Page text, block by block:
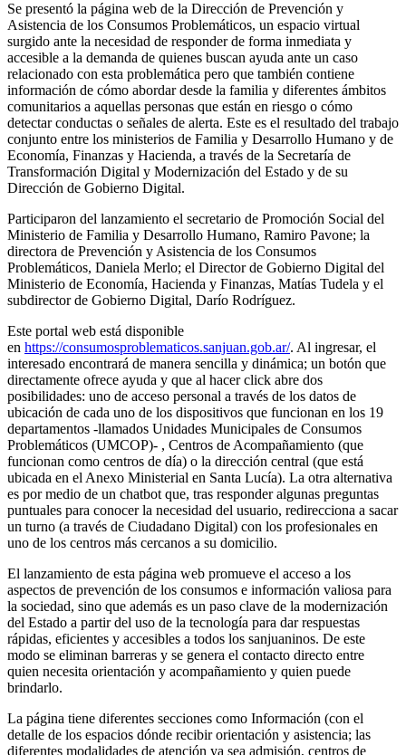
Se presentó la página web de la Dirección de Prevención y
Asistencia de los Consumos Problemáticos, un espacio virtual
surgido ante la necesidad de responder de forma inmediata y
accesible a la demanda de quienes buscan ayuda ante un caso
relacionado con esta problemática pero que también contiene
información de cómo abordar desde la familia y diferentes ámbitos
comunitarios a aquellas personas que están en riesgo o cómo
detectar conductas o señales de alerta. Este es el resultado del trabajo
conjunto entre los ministerios de Familia y Desarrollo Humano y de
Economía, Finanzas y Hacienda, a través de la Secretaría de
Transformación Digital y Modernización del Estado y de su
Dirección de Gobierno Digital.
Participaron del lanzamiento el secretario de Promoción Social del
Ministerio de Familia y Desarrollo Humano, Ramiro Pavone; la
directora de Prevención y Asistencia de los Consumos
Problemáticos, Daniela Merlo; el Director de Gobierno Digital del
Ministerio de Economía, Hacienda y Finanzas, Matías Tudela y el
subdirector de Gobierno Digital, Darío Rodríguez.
Este portal web está disponible
en https://consumosproblematicos.sanjuan.gob.ar/. Al ingresar, el
interesado encontrará de manera sencilla y dinámica; un botón que
directamente ofrece ayuda y que al hacer click abre dos
posibilidades: uno de acceso personal a través de los datos de
ubicación de cada uno de los dispositivos que funcionan en los 19
departamentos -llamados Unidades Municipales de Consumos
Problemáticos (UMCOP)- , Centros de Acompañamiento (que
funcionan como centros de día) o la dirección central (que está
ubicada en el Anexo Ministerial en Santa Lucía). La otra alternativa
es por medio de un chatbot que, tras responder algunas preguntas
puntuales para conocer la necesidad del usuario, redirecciona a sacar
un turno (a través de Ciudadano Digital) con los profesionales en
uno de los centros más cercanos a su domicilio.
El lanzamiento de esta página web promueve el acceso a los
aspectos de prevención de los consumos e información valiosa para
la sociedad, sino que además es un paso clave de la modernización
del Estado a partir del uso de la tecnología para dar respuestas
rápidas, eficientes y accesibles a todos los sanjuaninos. De este
modo se eliminan barreras y se genera el contacto directo entre
quien necesita orientación y acompañamiento y quien puede
brindarlo.
La página tiene diferentes secciones como Información (con el
detalle de los espacios dónde recibir orientación y asistencia; las
diferentes modalidades de atención ya sea admisión, centros de